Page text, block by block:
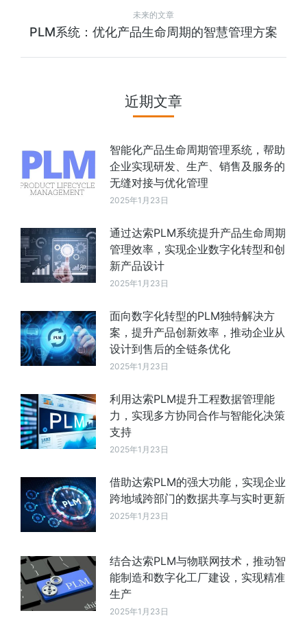
未来的文章
PLM系统：优化产品生命周期的智慧管理方案
近期文章
智能化产品生命周期管理系统，帮助
企业实现研发、生产、销售及服务的
无缝对接与优化管理
2025年1月23日
通过达索PLM系统提升产品生命周期
管理效率，实现企业数字化转型和创
新产品设计
2025年1月23日
面向数字化转型的PLM独特解决方
案，提升产品创新效率，推动企业从
设计到售后的全链条优化
2025年1月23日
利用达索PLM提升工程数据管理能
力，实现多方协同合作与智能化决策
支持
2025年1月23日
借助达索PLM的强大功能，实现企业
跨地域跨部门的数据共享与实时更新
2025年1月23日
结合达索PLM与物联网技术，推动智
能制造和数字化工厂建设，实现精准
生产
2025年1月23日